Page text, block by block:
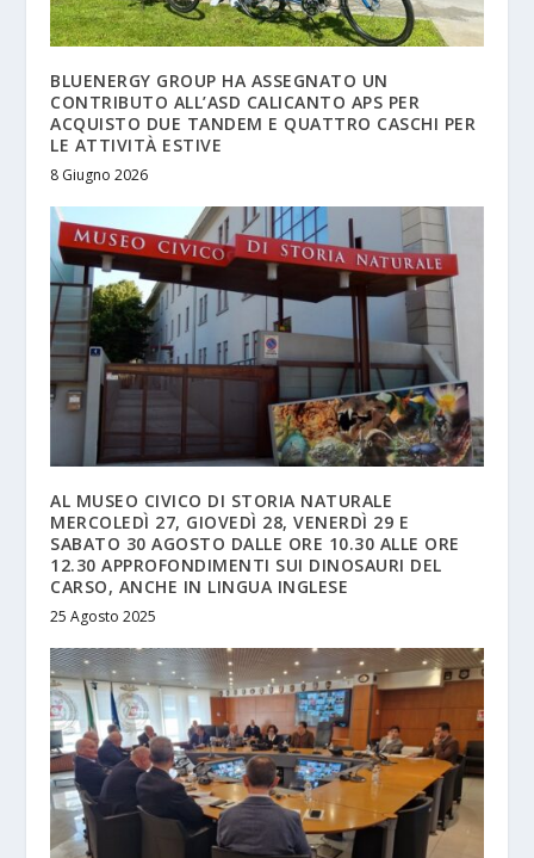
BLUENERGY GROUP HA ASSEGNATO UN
CONTRIBUTO ALL’ASD CALICANTO APS PER
ACQUISTO DUE TANDEM E QUATTRO CASCHI PER
LE ATTIVITÀ ESTIVE
8 Giugno 2026
AL MUSEO CIVICO DI STORIA NATURALE
MERCOLEDÌ 27, GIOVEDÌ 28, VENERDÌ 29 E
SABATO 30 AGOSTO DALLE ORE 10.30 ALLE ORE
12.30 APPROFONDIMENTI SUI DINOSAURI DEL
CARSO, ANCHE IN LINGUA INGLESE
25 Agosto 2025